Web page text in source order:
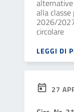
alla classe
2026/
circolare
LEGGI DI
27